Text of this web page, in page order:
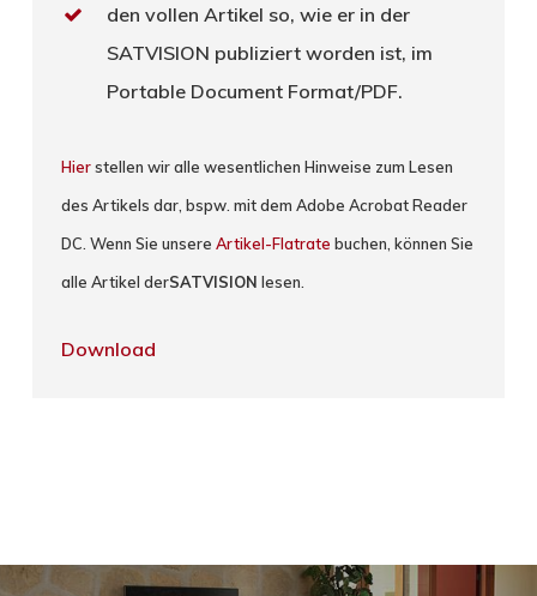
den vollen Artikel so, wie er in der
SATVISION publiziert worden ist, im
Portable Document Format/PDF.
Hierstellen wir alle wesentlichen Hinweise zum Lesen
des Artikels dar, bspw. mit dem Adobe Acrobat Reader
DC. Wenn Sie unsereArtikel-Flatrate buchen, können Sie
alle Artikel derSATVISION lesen.
Download